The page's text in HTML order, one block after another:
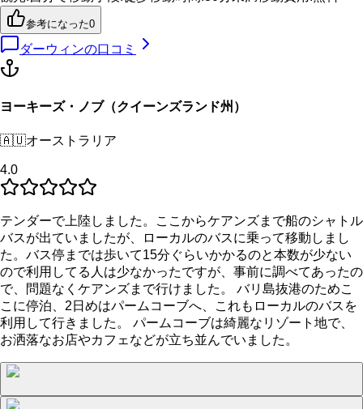
参考になった0
ダーウィンの口コミ
ヨーキーズ・ノブ（クイーンズランド州）
🇦🇺オーストラリア
4.0
テンダーで上陸しました。ここからケアンズまで船のシャトル
バスが出ていましたが、ローカルのバスに乗って移動しまし
た。バス停までは歩いて15分ぐらいかかるのと本数が少ない
ので利用してる人は少なかったですが、事前に調べてあったの
で、問題なくケアンズまで行けました。 バリ島抜港のためこ
こに停泊、2日めはパームコーブへ、これもローカルのバスを
利用して行きました。 パームコーブは綺麗なリゾート地で、
お洒落なお店やカフェなどが立ち並んでいました。